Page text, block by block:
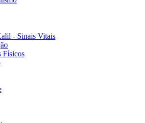
- Sinais Vitais
Físicos